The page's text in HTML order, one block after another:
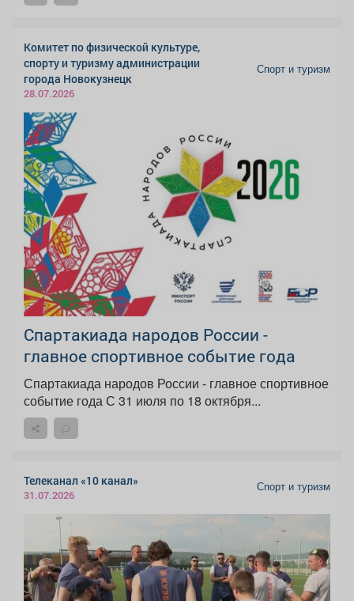
Комитет по физической культуре,
спорту и туризму администрации
города Новокузнецк
28.07.2026
Спорт и туризм
Спартакиада народов России -
главное спортивное событие года
Спартакиада народов России - главное спортивное
событие года С 31 июля по 18 октября...
Телеканал «10 канал»
31.07.2026
Спорт и туризм